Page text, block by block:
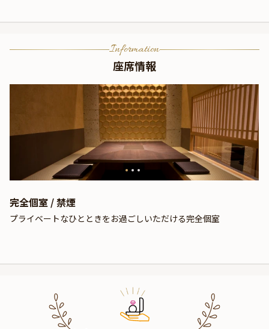
Information
座席情報
完全個室 / 禁煙
プライベートなひとときをお過ごしいただける完全個室